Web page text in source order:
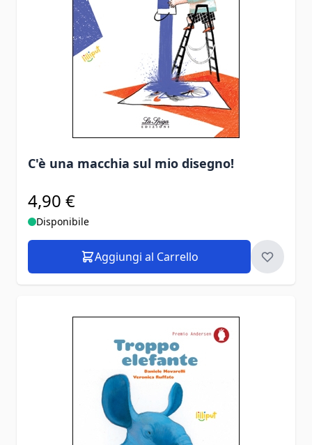
C'è una macchia sul mio disegno!
4,90 €
Disponibile
Aggiungi al Carrello